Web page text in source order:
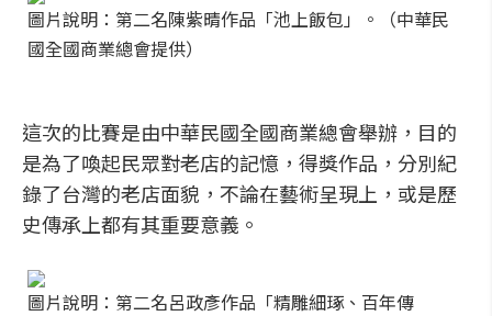
圖片說明：第二名陳紫晴作品「池上飯包」。（中華民
國全國商業總會提供）
這次的比賽是由中華民國全國商業總會舉辦，目的
是為了喚起民眾對老店的記憶，得獎作品，分別紀
錄了台灣的老店面貌，不論在藝術呈現上，或是歷
史傳承上都有其重要意義。
圖片說明：第二名呂政彥作品「精雕細琢、百年傳